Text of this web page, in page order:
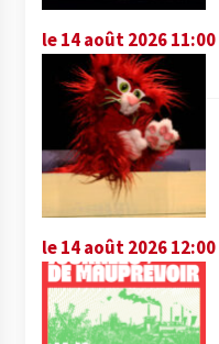
le 14 août 2026 11:00
le 14 août 2026 12:00